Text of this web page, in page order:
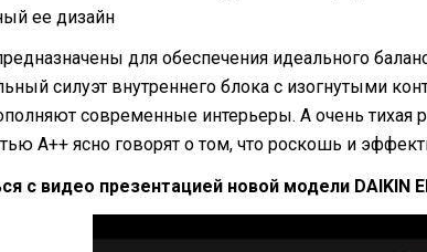
ее дизайн
для обеспечения идеального
силуэт внутреннего блока с изогнутыми
современные интерьеры. А очень
А++ ясно говорят о том, что роскошь и
с видео презентацией новой модели DAIKIN